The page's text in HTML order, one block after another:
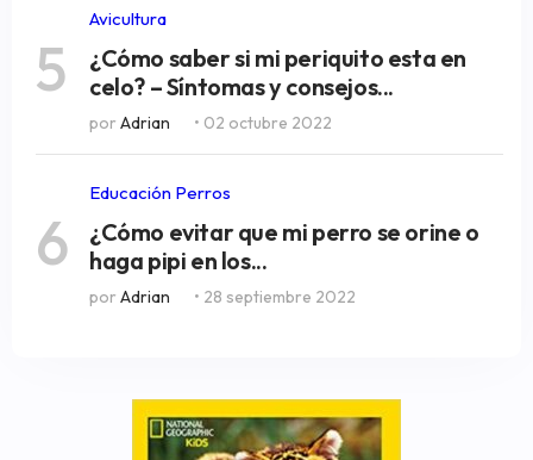
5
Avicultura
¿Cómo saber si mi periquito esta en
celo? – Síntomas y consejos...
por Adrian • 02 octubre 2022
6
Educación Perros
¿Cómo evitar que mi perro se orine o
haga pipi en los...
por Adrian • 28 septiembre 2022